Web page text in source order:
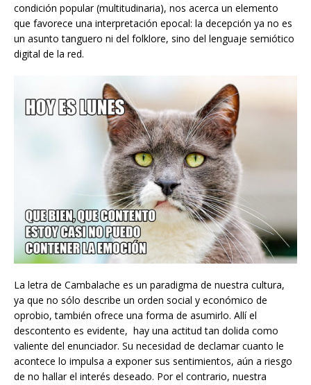
condición popular (multitudinaria), nos acerca un elemento
que favorece una interpretación epocal: la decepción ya no es
un asunto tanguero ni del folklore, sino del lenguaje semiótico
digital de la red.
La letra de Cambalache es un paradigma de nuestra cultura,
ya que no sólo describe un orden social y económico de
oprobio, también ofrece una forma de asumirlo. Allí el
descontento es evidente, hay una actitud tan dolida como
valiente del enunciador. Su necesidad de declamar cuanto le
acontece lo impulsa a exponer sus sentimientos, aún a riesgo
de no hallar el interés deseado. Por el contrario, nuestra